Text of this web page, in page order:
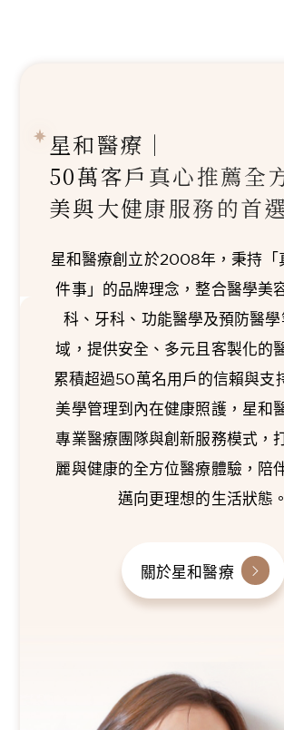
星和醫療｜
50萬客戶真心推薦全
美與大健康服務的首
星和醫療創立於2008年，秉持「
件事」的品牌理念，整合醫學美
科、牙科、功能醫學及預防醫
域，提供安全、多元且客製化的
累積超過50萬名用戶的信賴與支
美學管理到內在健康照護，星和
專業醫療團隊與創新服務模式，
麗與健康的全方位醫療體驗，陪
邁向更理想的生活狀態。
關於星和醫療